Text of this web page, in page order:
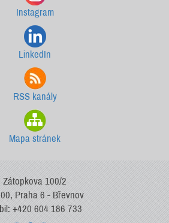
Instagram
LinkedIn
RSS kanály
Mapa stránek
Zátopkova 100/2
Praha 6 - Břevnov
+420 604 186 733